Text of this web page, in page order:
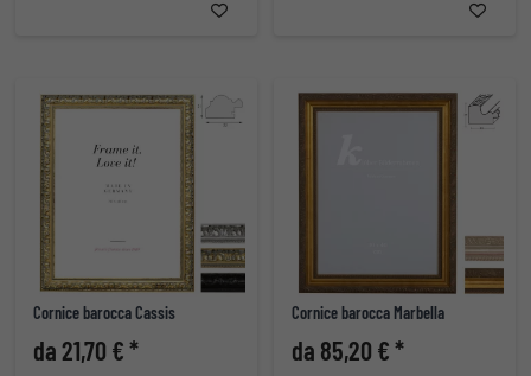
Cornice barocca Cassis
da 21,70 € *
Cornice barocca Marbella
da 85,20 € *